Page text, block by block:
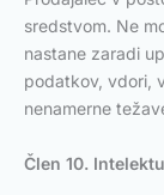
sredstvom. Ne
nastane zaradi
podatkov, vdori,
nenamerne
Člen 10.